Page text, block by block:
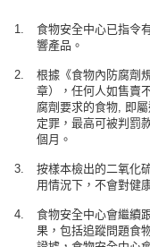
食物安全中心已指令
響產品。
根據《食物內防腐劑
章），任何人如售賣
腐劑要求的食物, 即
定罪，最高可被判罰
個月。
按樣本檢出的二氧化
用情況下，不會對健
食物安全中心會繼續
果，包括追蹤問題食